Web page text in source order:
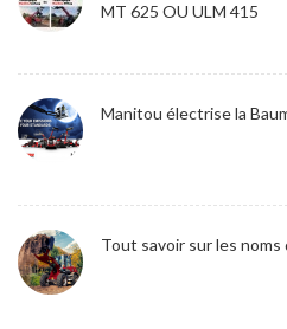
MT 625 OU ULM 415
Manitou électrise la
Tout savoir sur les noms